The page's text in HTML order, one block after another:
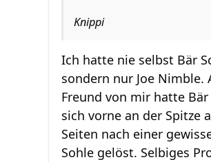
Knippi
Ich hatte nie selbst Bär
sondern nur Joe Nimble.
Freund von mir hatte
sich vorne an der Spitze
Seiten nach einer
Sohle gelöst. Selbiges